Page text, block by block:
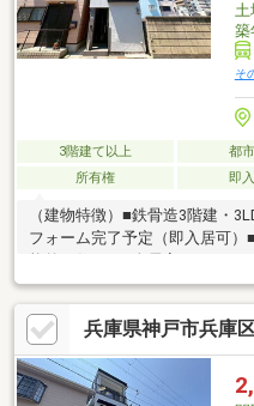
土
築
そ
3階建て以上 都
所有権
即
（建物特徴）■鉄骨造3階建・
フォーム完了予定（即入居可）
存住宅かし保険5年付きで安心
利便施設充実（立地）■JR山陽
東西線「新開地」駅 徒歩10分■
分■複数路線利用可能で三宮・
圏×フラットアプローチの利便
べてが揃う都市型住環境
兵庫県神戸市兵庫